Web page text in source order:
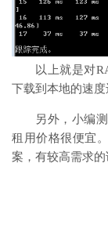
以上就是对
下载到本地的速度
另外，小编
租用价格很便宜
案，有较高需求的